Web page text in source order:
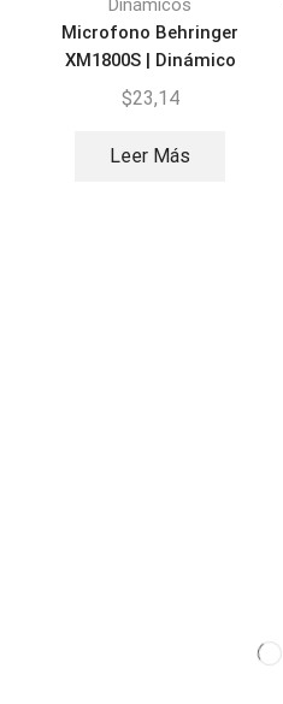
Dinámicos
Microfono Behringer
XM1800S | Dinámico
Ultravoice
$23,14
Leer Más